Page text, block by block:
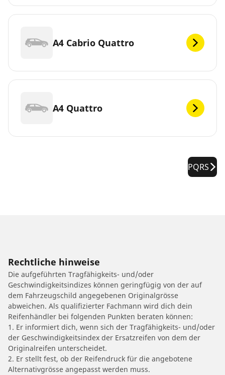
A4 Cabrio Quattro
A4 Quattro
PQRS
Rechtliche hinweise
Die aufgeführten Tragfähigkeits- und/oder
Geschwindigkeitsindizes können geringfügig von der auf
dem Fahrzeugschild angegebenen Originalgrösse
abweichen. Als qualifizierter Fachmann wird dich dein
Reifenhändler bei folgenden Punkten beraten können:
1. Er informiert dich, wenn sich der Tragfähigkeits- und/oder
der Geschwindigkeitsindex der Ersatzreifen von dem der
Originalreifen unterscheidet.
2. Er stellt fest, ob der Reifendruck für die angebotene
Alternativgrösse angepasst werden muss.